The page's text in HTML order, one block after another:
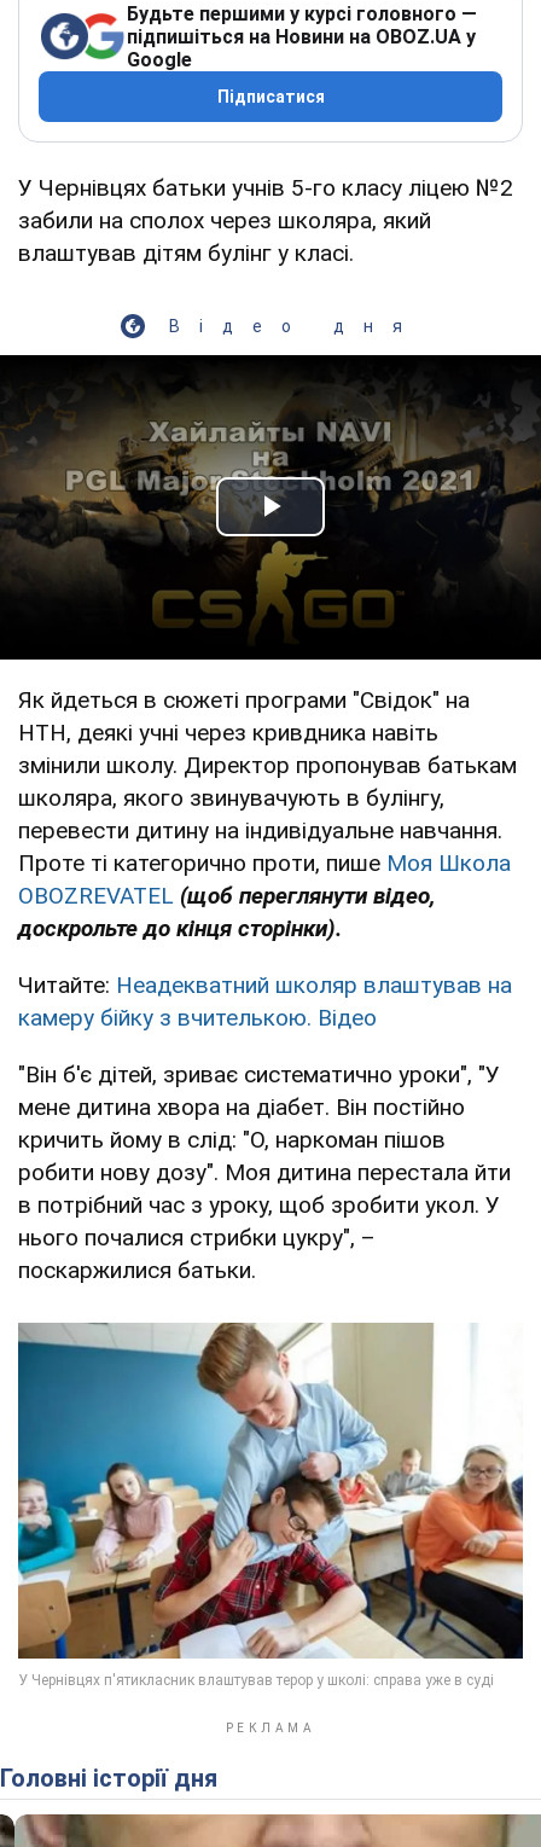
Будьте першими у курсі головного —
підпишіться на Новини на OBOZ.UA у
Google
Підписатися
У Чернівцях батьки учнів 5-го класу ліцею №2
забили на сполох через школяра, який
влаштував дітям булінг у класі.
Відео дня
Play Video
Як йдеться в сюжеті програми "Свідок" на
НТН, деякі учні через кривдника навіть
змінили школу. Директор пропонував батькам
школяра, якого звинувачують в булінгу,
перевести дитину на індивідуальне навчання.
Проте ті категорично проти, пише Моя Школа
OBOZREVATEL (щоб переглянути відео,
доскрольте до кінця сторінки).
Читайте: Неадекватний школяр влаштував на
камеру бійку з вчителькою. Відео
"Він б'є дітей, зриває систематично уроки", "У
мене дитина хвора на діабет. Він постійно
кричить йому в слід: "О, наркоман пішов
робити нову дозу". Моя дитина перестала йти
в потрібний час з уроку, щоб зробити укол. У
нього почалися стрибки цукру", –
поскаржилися батьки.
Головні історії дня